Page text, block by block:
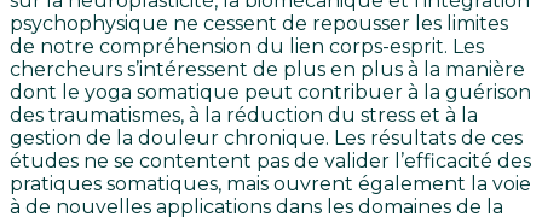
psychophysique ne cessent de repousser les limites
de notre compréhension du lien corps-esprit. Les
chercheurs s’intéressent de plus en plus à la manière
dont le yoga somatique peut contribuer à la guérison
des traumatismes, à la réduction du stress et à la
gestion de la douleur chronique. Les résultats de ces
études ne se contentent pas de valider l’efficacité des
pratiques somatiques, mais ouvrent également la voie
à de nouvelles applications dans les domaines de la